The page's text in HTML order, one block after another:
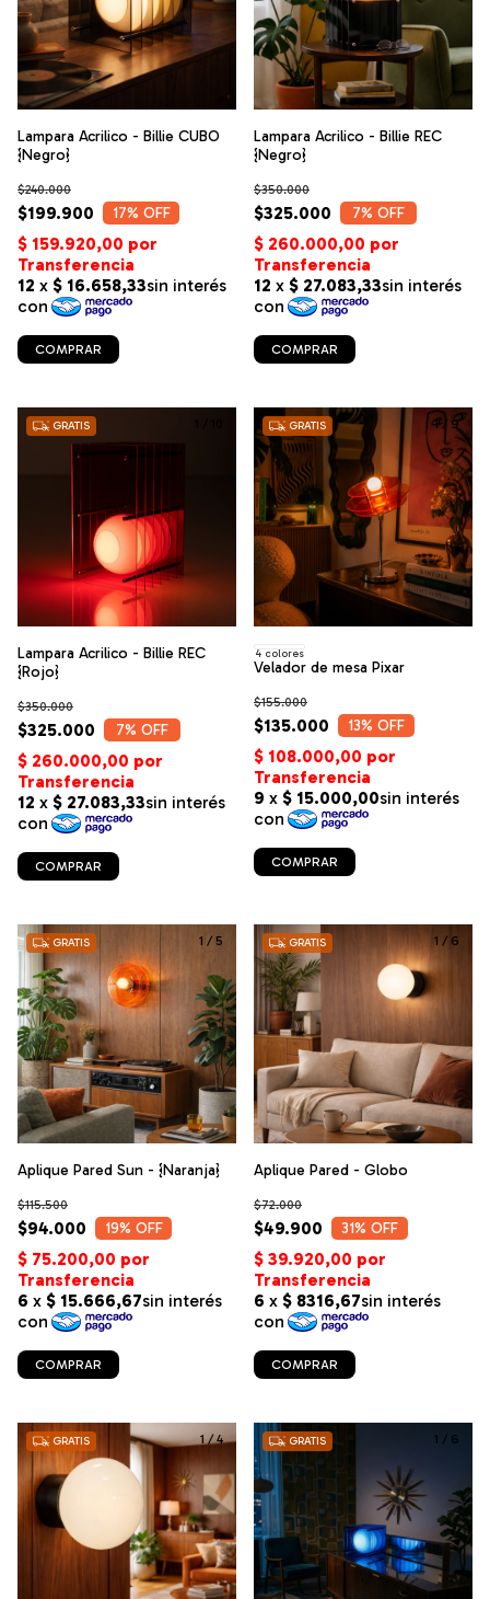
Lampara Acrilico - Billie CUBO
{Negro}
$199.900
$240.000
17% OFF
COMPRAR
Lampara Acrilico - Billie REC
{Negro}
$325.000
$350.000
7% OFF
COMPRAR
GRATIS
Lampara Acrilico - Billie REC
{Rojo}
$325.000
$350.000
7% OFF
COMPRAR
1/ 9
GRATIS
Velador de mesa Pixar
$135.000
$155.000
13% OFF
4 colores
COMPRAR
1 / 5
GRATIS
Aplique Pared Sun - {Naranja}
$94.000
$115.500
19% OFF
COMPRAR
1 / 6
GRATIS
Aplique Pared - Globo
$49.900
$72.000
31% OFF
COMPRAR
1/4
GRATIS 1 / 6
GRATIS